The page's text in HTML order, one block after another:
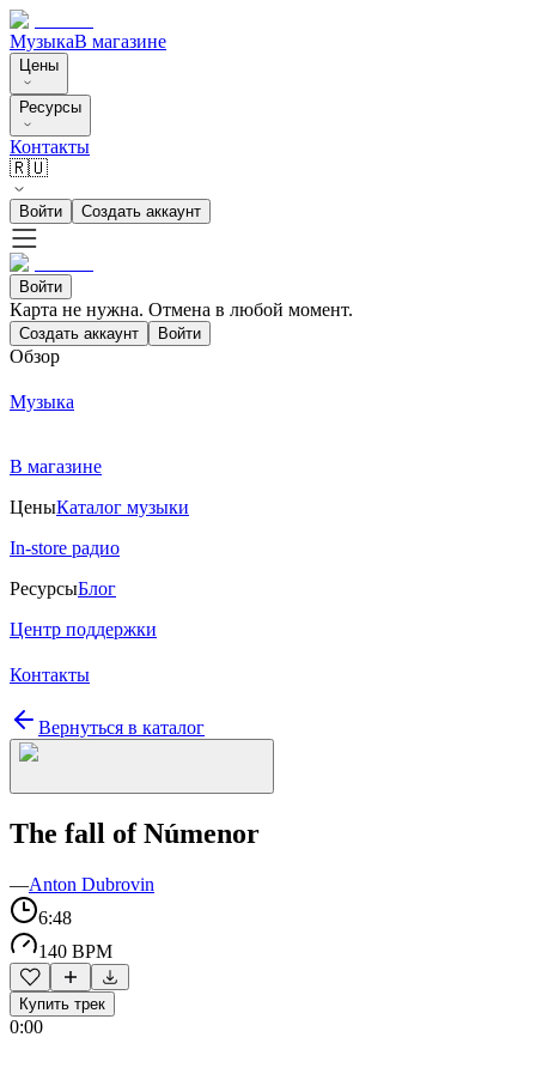
МузыкаВ магазине
Цены
Ресурсы
Контакты
🇷🇺
Войти Создать аккаунт
Войти
Карта не нужна. Отмена в любой момент.
Создать аккаунт Войти
Обзор
Музыка
В магазине
ЦеныКаталог музыки
In-store радио
РесурсыБлог
Центр поддержки
Контакты
Вернуться в каталог
The fall of Númenor
—Anton Dubrovin
6:48
140 BPM
Купить трек
0:00